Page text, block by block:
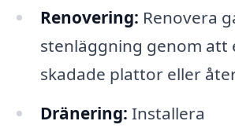
Renovering: Renovera
stenläggning genom att
skadade plattor eller
Dränering: Installera